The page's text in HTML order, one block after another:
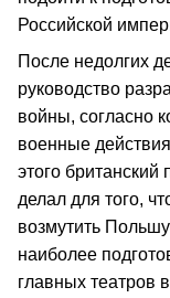
Российской
После недолгих
руководство
войны, согласно
военные
этого
делал для того,
возмутить
наиболее
главных театров